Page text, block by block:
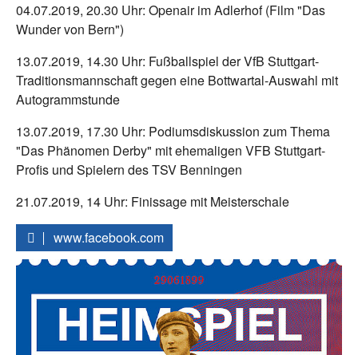
04.07.2019, 20.30 Uhr: Openair im Adlerhof (Film "Das
Wunder von Bern")
13.07.2019, 14.30 Uhr: Fußballspiel der VfB Stuttgart-
Traditionsmannschaft gegen eine Bottwartal-Auswahl mit
Autogrammstunde
13.07.2019, 17.30 Uhr: Podiumsdiskussion zum Thema
"Das Phänomen Derby" mit ehemaligen VFB Stuttgart-
Profis und Spielern des TSV Benningen
21.07.2019, 14 Uhr: Finissage mit Meisterschale
www.facebook.com